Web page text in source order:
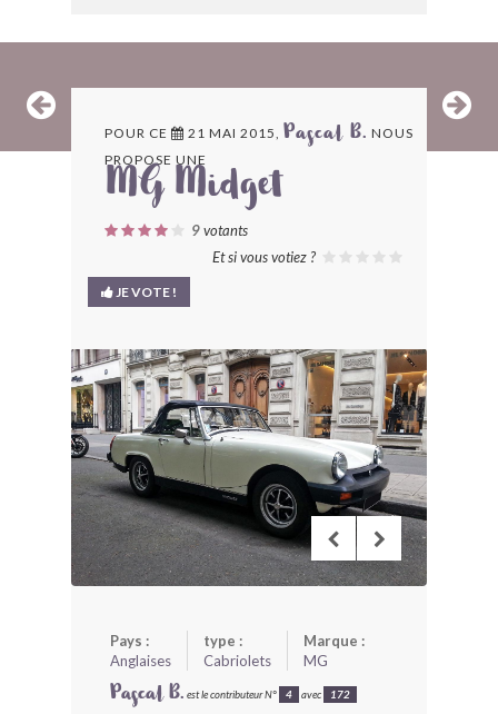
ARCHIVES
LES CONTRIBUTEURS
LE BLOG
BONJOURLAVIEILLE ?
MODÈLES ET MARQUES
COMMENT FONCTIONNE BLV ?
POUR CE 21 MAI 2015, Pascal B. NOUS
PROPOSE UNE
MG Midget
9votants
Et si vous votiez ?
JE VOTE !
Pays :
Anglaises
type :
Cabriolets
Marque :
MG
Pascal B. est le contributeur N° 4 avec 172